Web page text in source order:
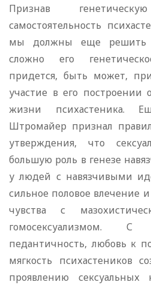
Признав
самостоятельность
мы должны еще решить
сложно его
придется, быть может,
участие в его построении
жизни психастеника.
Штромайер признал
утверждения, что
большую роль в генезе
у людей с навязчивыми
сильное половое влечение
чувства с
гомосексуализмом.
педантичность, любовь к
мягкость психастеников
проявлению сексуальных